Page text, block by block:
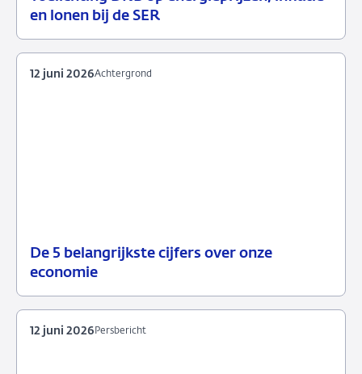
en lonen bij de SER
18
Speech
De 5 belangrijkste cijfers over onze
economie
12
Achtergrond
Achtergrond
12 juni 2026
Persbericht
12 juni 2026